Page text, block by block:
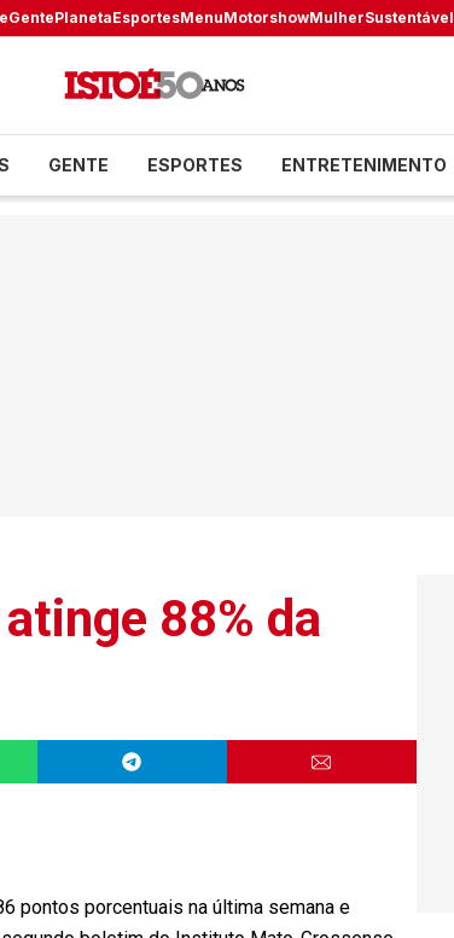
GentePlanetaEsportesMenuMotorshowMulherSustentável
GENTE ESPORTES ENTRETENIMENTO
88% da
pontos porcentuais na última semana e